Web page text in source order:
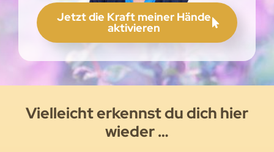
Jetzt die Kraft meiner Hände
aktivieren
Vielleicht erkennst du dich hier
wieder …